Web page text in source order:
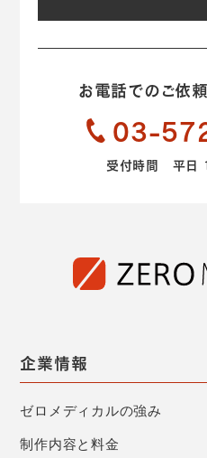
お電話でのご依
03-
受付時間 平日
企業情報
ゼロメディカルの強み
制作内容と料金